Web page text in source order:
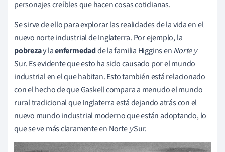
personajes creíbles que hacen cosas cotidianas.
Se sirve de ello para explorar las realidades de la vida en el
nuevo norte industrial de Inglaterra. Por ejemplo, la
pobrezay laenfermedadde la familia Higgins enNorte y
Sur. Es evidente que esto ha sido causado por el mundo
industrial en el que habitan. Esto también está relacionado
con el hecho de que Gaskell compara a menudo el mundo
rural tradicional que Inglaterra está dejando atrás con el
nuevo mundo industrial moderno que están adoptando, lo
que se ve más claramente en Norte ySur.